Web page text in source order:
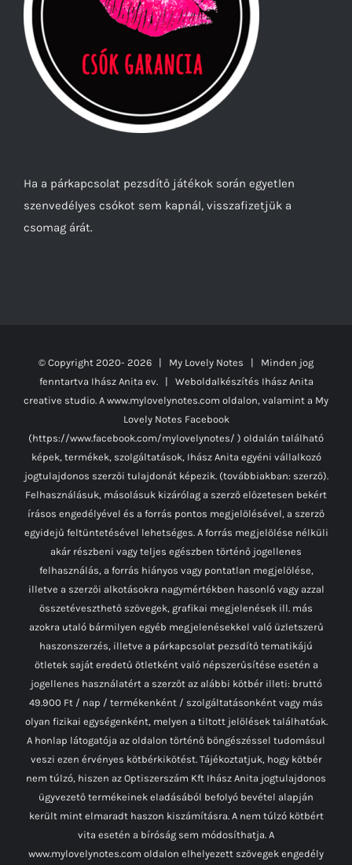
Ha a párkapcsolat pezsdítő játékok során egyetlen
szenvedélyes csókot sem kapnál, visszafizetjük a
csomag árát.
© Copyright 2020- 2026 | My Lovely Notes | Minden jog
fenntartva Ihász Anita ev. | Weboldalkészítés Ihász Anita
creative studio. A www.mylovelynotes.com oldalon, valamint a My
Lovely Notes Facebook
(https://www.facebook.com/mylovelynotes/ ) oldalán található
képek, termékek, szolgáltatások, Ihász Anita egyéni vállalkozó
jogtulajdonos szerzői tulajdonát képezik. (továbbiakban: szerző).
Felhasználásuk, másolásuk kizárólag a szerző előzetesen bekért
írásos engedélyével és a forrás pontos megjelölésével, a szerző
egyidejű feltüntetésével lehetséges. A forrás megjelölése nélküli
akár részbeni vagy teljes egészben történő jogellenes
felhasználás, a forrás hiányos vagy pontatlan megjelölése,
illetve a szerzői alkotásokra nagymértékben hasonló vagy azzal
összetéveszthető szövegek, grafikai megjelenések ill. más
azokra utaló bármilyen egyéb megjelenésekkel való üzletszerű
haszonszerzés, illetve a párkapcsolat pezsdítő tematikájú
ötletek saját eredetű ötletként való népszerűsítése esetén a
jogellenes használatért a szerzőt az alábbi kötbér illeti: bruttó
49.900 Ft / nap / termékenként / szolgáltatásonként vagy más
olyan fizikai egységenként, melyen a tiltott jelölések találhatóak.
A honlap látogatója az oldalon történő böngészéssel tudomásul
veszi ezen érvényes kötbérkikötést. Tájékoztatjuk, hogy kötbér
nem túlzó, hiszen az Optiszerszám Kft Ihász Anita jogtulajdonos
ügyvezető termékeinek eladásából befolyó bevétel alapján
került mint elmaradt haszon kiszámításra. A nem túlzó kötbért
vita esetén a bíróság sem módosíthatja. A
www.mylovelynotes.com oldalon elhelyezett szövegek engedély